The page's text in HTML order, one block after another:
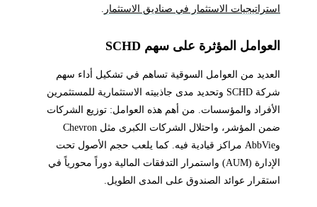
استراتيجيات الاستثمار في صناديق الاستثمار
العوامل المؤثرة على سهم SCHD
العديد من العوامل السوقية تساهم في تشكيل أداء سهم
شركة SCHD وتحديد مدى جاذبيته الاستثمارية للمستثمرين
الأفراد والمؤسسات. من أهم هذه العوامل: توزيع الشركات
ضمن المؤشر، واحتلال الشركات الكبرى مثل Chevron
وAbbVie مراكز قيادية فيه. كما يلعب حجم الأصول تحت
الإدارة (AUM) واستمرار التدفقات المالية دوراً محورياً في
استقرار عوائد الصندوق على المدى الطويل.